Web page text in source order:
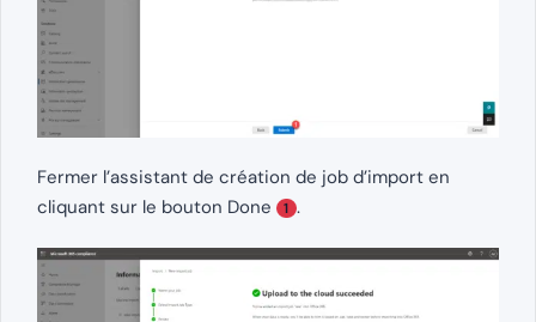
Fermer l’assistant de création de job d’import en
cliquant sur le bouton Done
1 .